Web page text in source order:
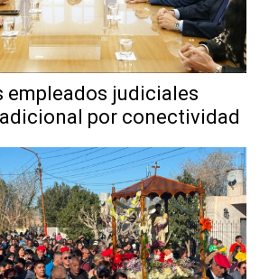
empleados judiciales
por conectividad